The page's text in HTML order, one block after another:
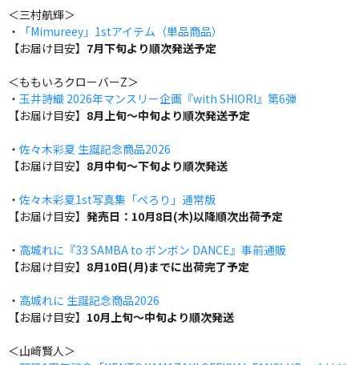
＜三村航輝＞
・
「Mimureey」1stアイテム（単品商品）
【お届け目安】 7月下旬より順次発送予定
＜ももいろクローバーZ＞
・ 玉井詩織 2026年マンスリー企画『with SHIORI』第6弾
【お届け目安】 8月上旬～中旬より順次発送予定
・ 佐々木彩夏 生誕記念商品2026
【お届け目安】 8月中旬～下旬より順次発送
・ 佐々木彩夏1st写真集「ぺろり」通常版
【お届け目安】 発売日：10月8日(木)以降順次出荷予定
・ 高城れに『33 SAMBA to ボンボン DANCE』事前通販
【お届け目安】 8月10日(月)までに出荷完了予定
・ 高城れに 生誕記念商品2026
【お届け目安】 10月上旬～中旬より順次発送
＜山﨑賢人＞